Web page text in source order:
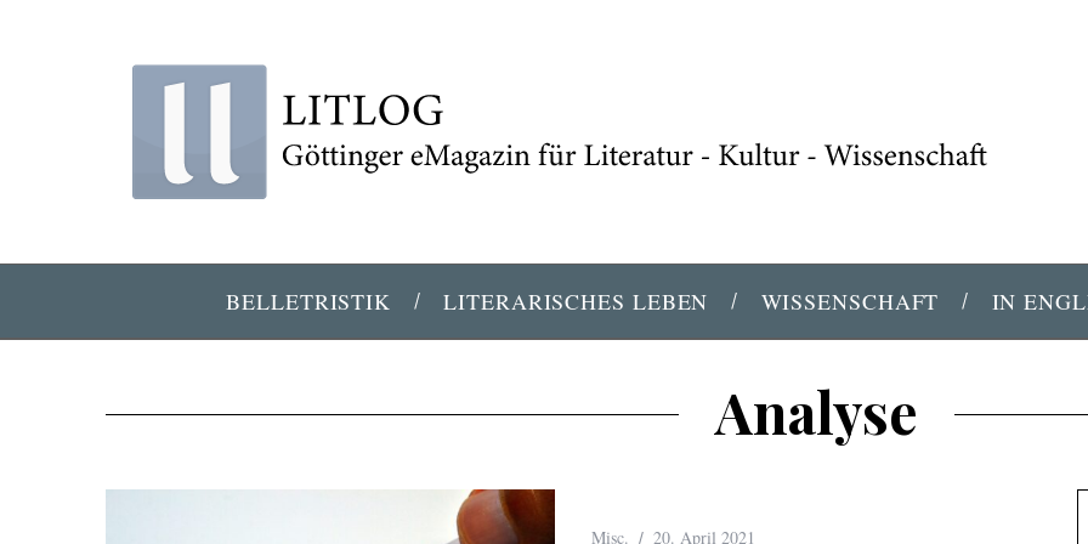
BELLETRISTIK LITERARISCHES LEBEN WISSENSCHAFT IN
Analyse
Misc. 20. April 2021